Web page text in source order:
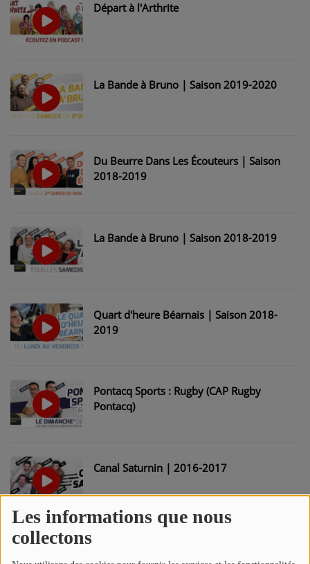
Les informations que nous
collectons
Départ à l'Arthrite
La Bande à Bruno | Saison 2019-2020
Du Beurre Dans Les Écouteurs | Saison
2018-2019
La Bande à Bruno | Saison 2018-2019
Quart d'heure Béarnais | Saison 2018-
2019
Pontacq Sports : Rugby (CAP Rugby
Pontacq)
Canal Saturnin | 2016-2017